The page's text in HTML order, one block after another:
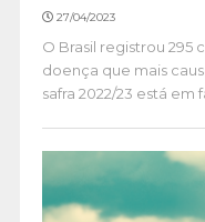
27/04/2023
O Brasil registrou 295
doença que mais
safra 2022/23 está em